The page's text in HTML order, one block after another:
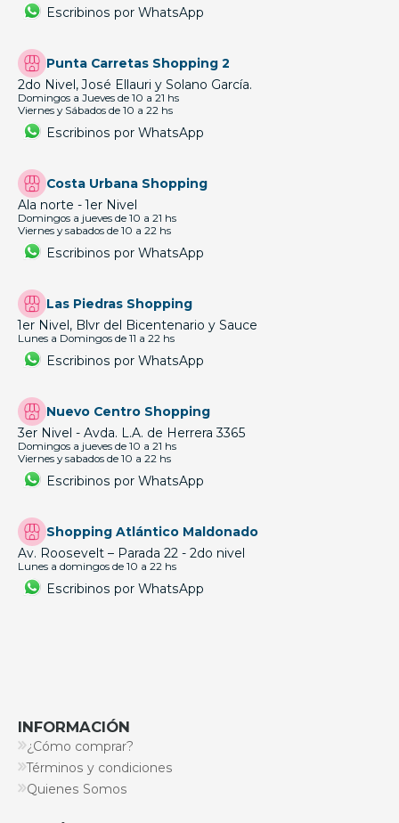
Escribinos por WhatsApp
Punta Carretas Shopping 2
2do Nivel, José Ellauri y Solano García.
Domingos a Jueves de 10 a 21 hs
Viernes y Sábados de 10 a 22 hs
Escribinos por WhatsApp
Costa Urbana Shopping
Ala norte - 1er Nivel
Domingos a jueves de 10 a 21 hs
Viernes y sabados de 10 a 22 hs
Escribinos por WhatsApp
Las Piedras Shopping
1er Nivel, Blvr del Bicentenario y Sauce
Lunes a Domingos de 11 a 22 hs
Escribinos por WhatsApp
Nuevo Centro Shopping
3er Nivel - Avda. L.A. de Herrera 3365
Domingos a jueves de 10 a 21 hs
Viernes y sabados de 10 a 22 hs
Escribinos por WhatsApp
Shopping Atlántico Maldonado
Av. Roosevelt – Parada 22 - 2do nivel
Lunes a domingos de 10 a 22 hs
Escribinos por WhatsApp
INFORMACIÓN
¿Cómo comprar?
Términos y condiciones
Quienes Somos